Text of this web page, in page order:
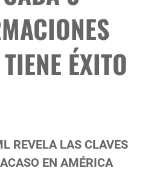
ÉXITO
REVELA LAS CLAVES
EN AMÉRICA